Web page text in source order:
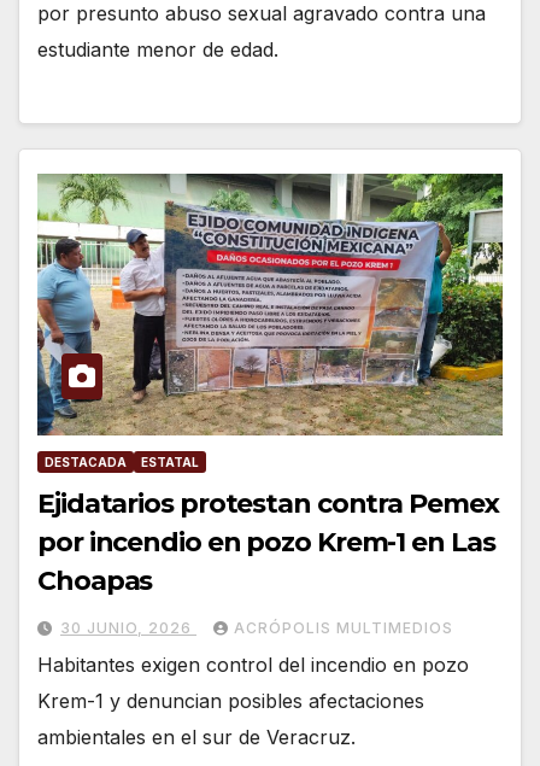
por presunto abuso sexual agravado contra una
estudiante menor de edad.
DESTACADA ESTATAL
Ejidatarios protestan contra Pemex
por incendio en pozo Krem-1 en Las
Choapas
30 JUNIO, 2026 ACRÓPOLIS MULTIMEDIOS
Habitantes exigen control del incendio en pozo
Krem-1 y denuncian posibles afectaciones
ambientales en el sur de Veracruz.